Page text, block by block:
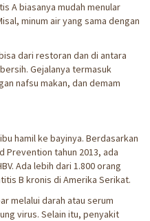
A biasanya mudah menular
minum air yang sama dengan
dari restoran dan di antara
Gejalanya termasuk
nafsu makan, dan demam
hamil ke bayinya. Berdasarkan
Prevention tahun 2013, ada
Ada lebih dari 1.800 orang
B kronis di Amerika Serikat.
melalui darah atau serum
virus. Selain itu, penyakit